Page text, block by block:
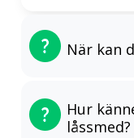
När kan
Hur
låssmed?